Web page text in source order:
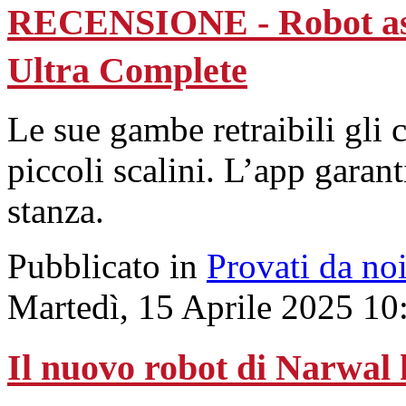
RECENSIONE - Robot
Ultra Complete
Le sue gambe retraibili gli
piccoli scalini. L’app
stanza.
Pubblicato in Provati da
Martedì, 15 Aprile 2025
Il nuovo robot di Narwal